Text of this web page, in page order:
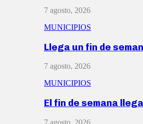
7 agosto, 2026
MUNICIPIOS
Llega un fin de
7 agosto, 2026
MUNICIPIOS
El fin de semana
7 agosto, 2026